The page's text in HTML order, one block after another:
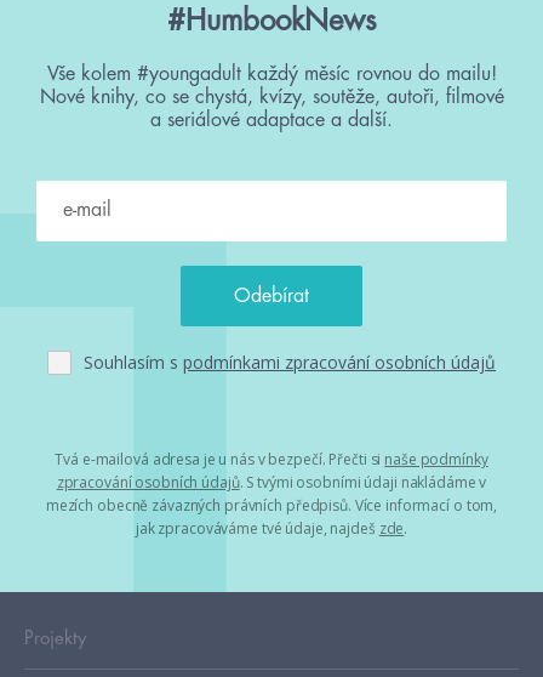
#HumbookNews
Vše kolem #youngadult každý měsíc rovnou do mailu!
Nové knihy, co se chystá, kvízy, soutěže, autoři, filmové
a seriálové adaptace a další.
Souhlasím s podmínkami zpracování osobních údajů
Tvá e-mailová adresa je u nás v bezpečí. Přečti si naše podmínky
zpracování osobních údajů. S tvými osobními údaji nakládáme v
mezích obecně závazných právních předpisů. Více informací o tom,
jak zpracováváme tvé údaje, najdeš zde.
Projekty